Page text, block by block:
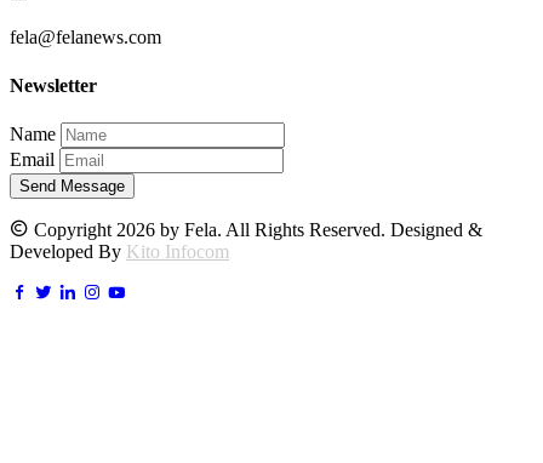
fela@felanews.com
Newsletter
Name
Email
Send Message
Copyright 2026 by Fela. All Rights Reserved. Designed &
Developed By Kito Infocom